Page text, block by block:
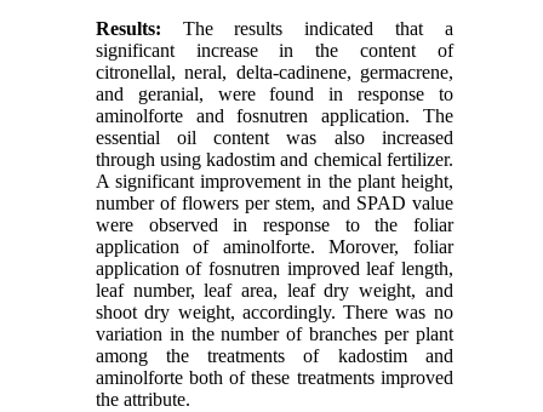
Results:The results indicated that a
significant increase in the content of
citronellal, neral, delta-cadinene, germacrene,
and geranial, were found in response to
aminolforte and fosnutren application. The
essential oil content was also increased
through using kadostim and chemical fertilizer.
A significant improvement in the plant height,
number of flowers per stem, and SPAD value
were observed in response to the foliar
application of aminolforte. Morover, foliar
application of fosnutren improved leaf length,
leaf number, leaf area, leaf dry weight, and
shoot dry weight, accordingly. There was no
variation in the number of branches per plant
among the treatments of kadostim and
aminolforte both of these treatments improved
the attribute.